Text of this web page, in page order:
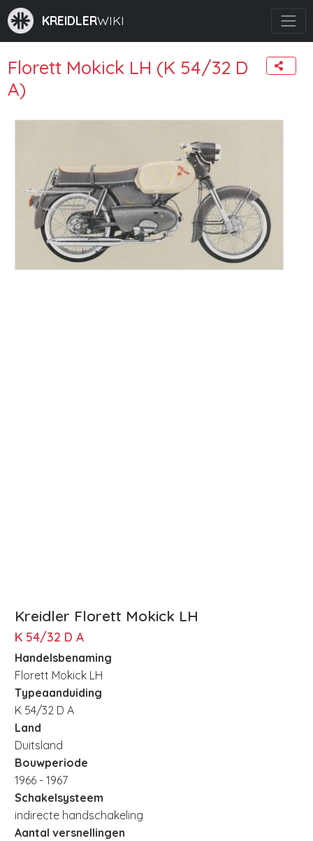
KREIDLERWIKI
Florett Mokick LH (K 54/32 D
A)
Kreidler Florett Mokick LH
K 54/32 D A
Handelsbenaming
Florett Mokick LH
Typeaanduiding
K 54/32 D A
Land
Duitsland
Bouwperiode
1966 - 1967
Schakelsysteem
indirecte handschakeling
Aantal versnellingen